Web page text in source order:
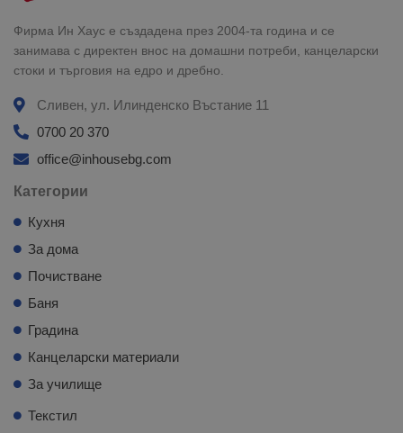
Фирма Ин Хаус е създадена през 2004-та година и се
занимава с директен внос на домашни потреби, канцеларски
стоки и търговия на едро и дребно.
Сливен, ул. Илинденско Въстание 11
0700 20 370
office@inhousebg.com
Категории
Кухня
За дома
Почистване
Баня
Градина
Канцеларски материали
За училище
Текстил